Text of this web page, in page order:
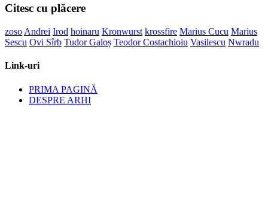
Citesc cu plăcere
zoso Andrei Irod hoinaru Kronwurst krossfire Marius Cucu Marius
Sescu Ovi Sîrb Tudor Galoș Teodor Costachioiu Vasilescu Nwradu
Link-uri
PRIMA PAGINĂ
DESPRE ARHI